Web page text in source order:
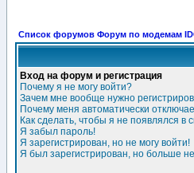
Список форумов Форум по модемам
Вход на форум и регистрация
Почему я не могу войти?
Зачем мне вообще нужно
Почему меня автоматически
Как сделать, чтобы я не появлялся в
Я забыл пароль!
Я зарегистрирован, но не могу войти!
Я был зарегистрирован, но больше